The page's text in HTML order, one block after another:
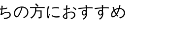
の方におすすめ